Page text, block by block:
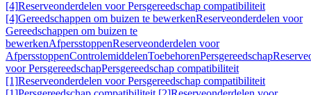
[4]Reserveonderdelen voor Persgereedschap compatibiliteit
[4]Gereedschappen om buizen te bewerkenReserveonderdelen voor
Gereedschappen om buizen te
bewerkenAfpersstoppenReserveonderdelen voor
AfpersstoppenControlemiddelenToebehorenPersgereedschap
voor PersgereedschapPersgereedschap compatibiliteit
[1]Reserveonderdelen voor Persgereedschap compatibiliteit